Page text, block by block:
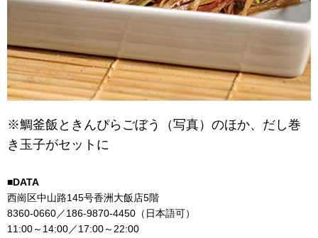
※鯛釜飯ときんぴらごぼう（写真）のほか、だし巻
き玉子がセットに
■DATA
西崗区中山路145号香洲大飯店5階
8360-0660／186-9870-4450（日本語可）
11:00～14:00／17:00～22:00